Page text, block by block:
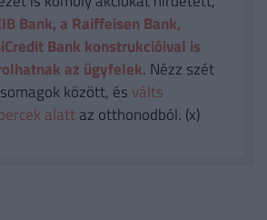
Bank, a Raiffeisen Bank,
Bank konstrukcióival is
az ügyfelek. Nézz szét
között, és válts
alattaz otthonodból. (x)